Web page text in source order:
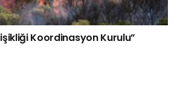
Koordinasyon Kurulu”